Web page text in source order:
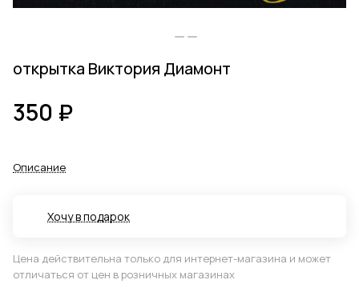
открытка Виктория Диамонт
350 ₽
Описание
Хочу в подарок
Цена действительна только для интернет-магазина и может
отличаться от цен в розничных магазинах